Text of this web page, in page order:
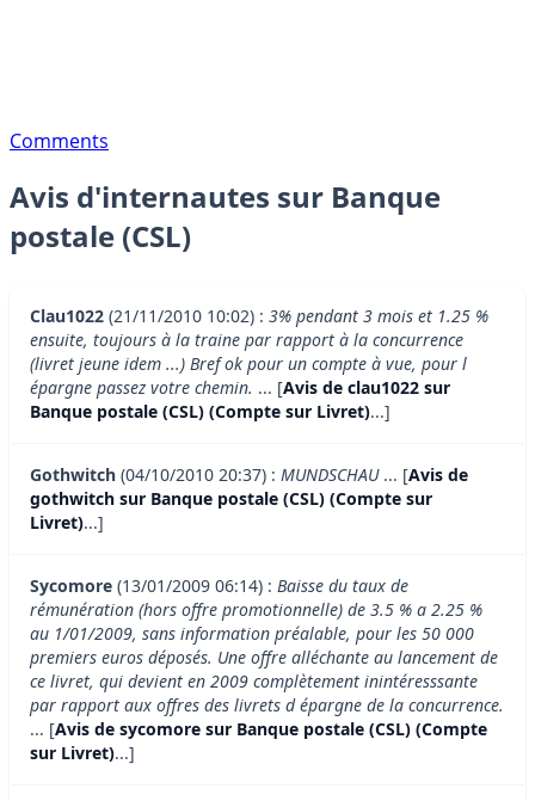
Comments
Avis d'internautes sur Banque
postale (CSL)
Clau1022 (21/11/2010 10:02) : 3% pendant 3 mois et 1.25 %
ensuite, toujours à la traine par rapport à la concurrence
(livret jeune idem ...) Bref ok pour un compte à vue, pour l
épargne passez votre chemin. ... [Avis de clau1022 sur
Banque postale (CSL) (Compte sur Livret)...]
Gothwitch (04/10/2010 20:37) : MUNDSCHAU... [Avis de
gothwitch sur Banque postale (CSL) (Compte sur
Livret)...]
Sycomore (13/01/2009 06:14) : Baisse du taux de
rémunération (hors offre promotionnelle) de 3.5 % a 2.25 %
au 1/01/2009, sans information préalable, pour les 50 000
premiers euros déposés. Une offre alléchante au lancement de
ce livret, qui devient en 2009 complètement inintéresssante
par rapport aux offres des livrets d épargne de la concurrence.
... [Avis de sycomore sur Banque postale (CSL) (Compte
sur Livret)...]